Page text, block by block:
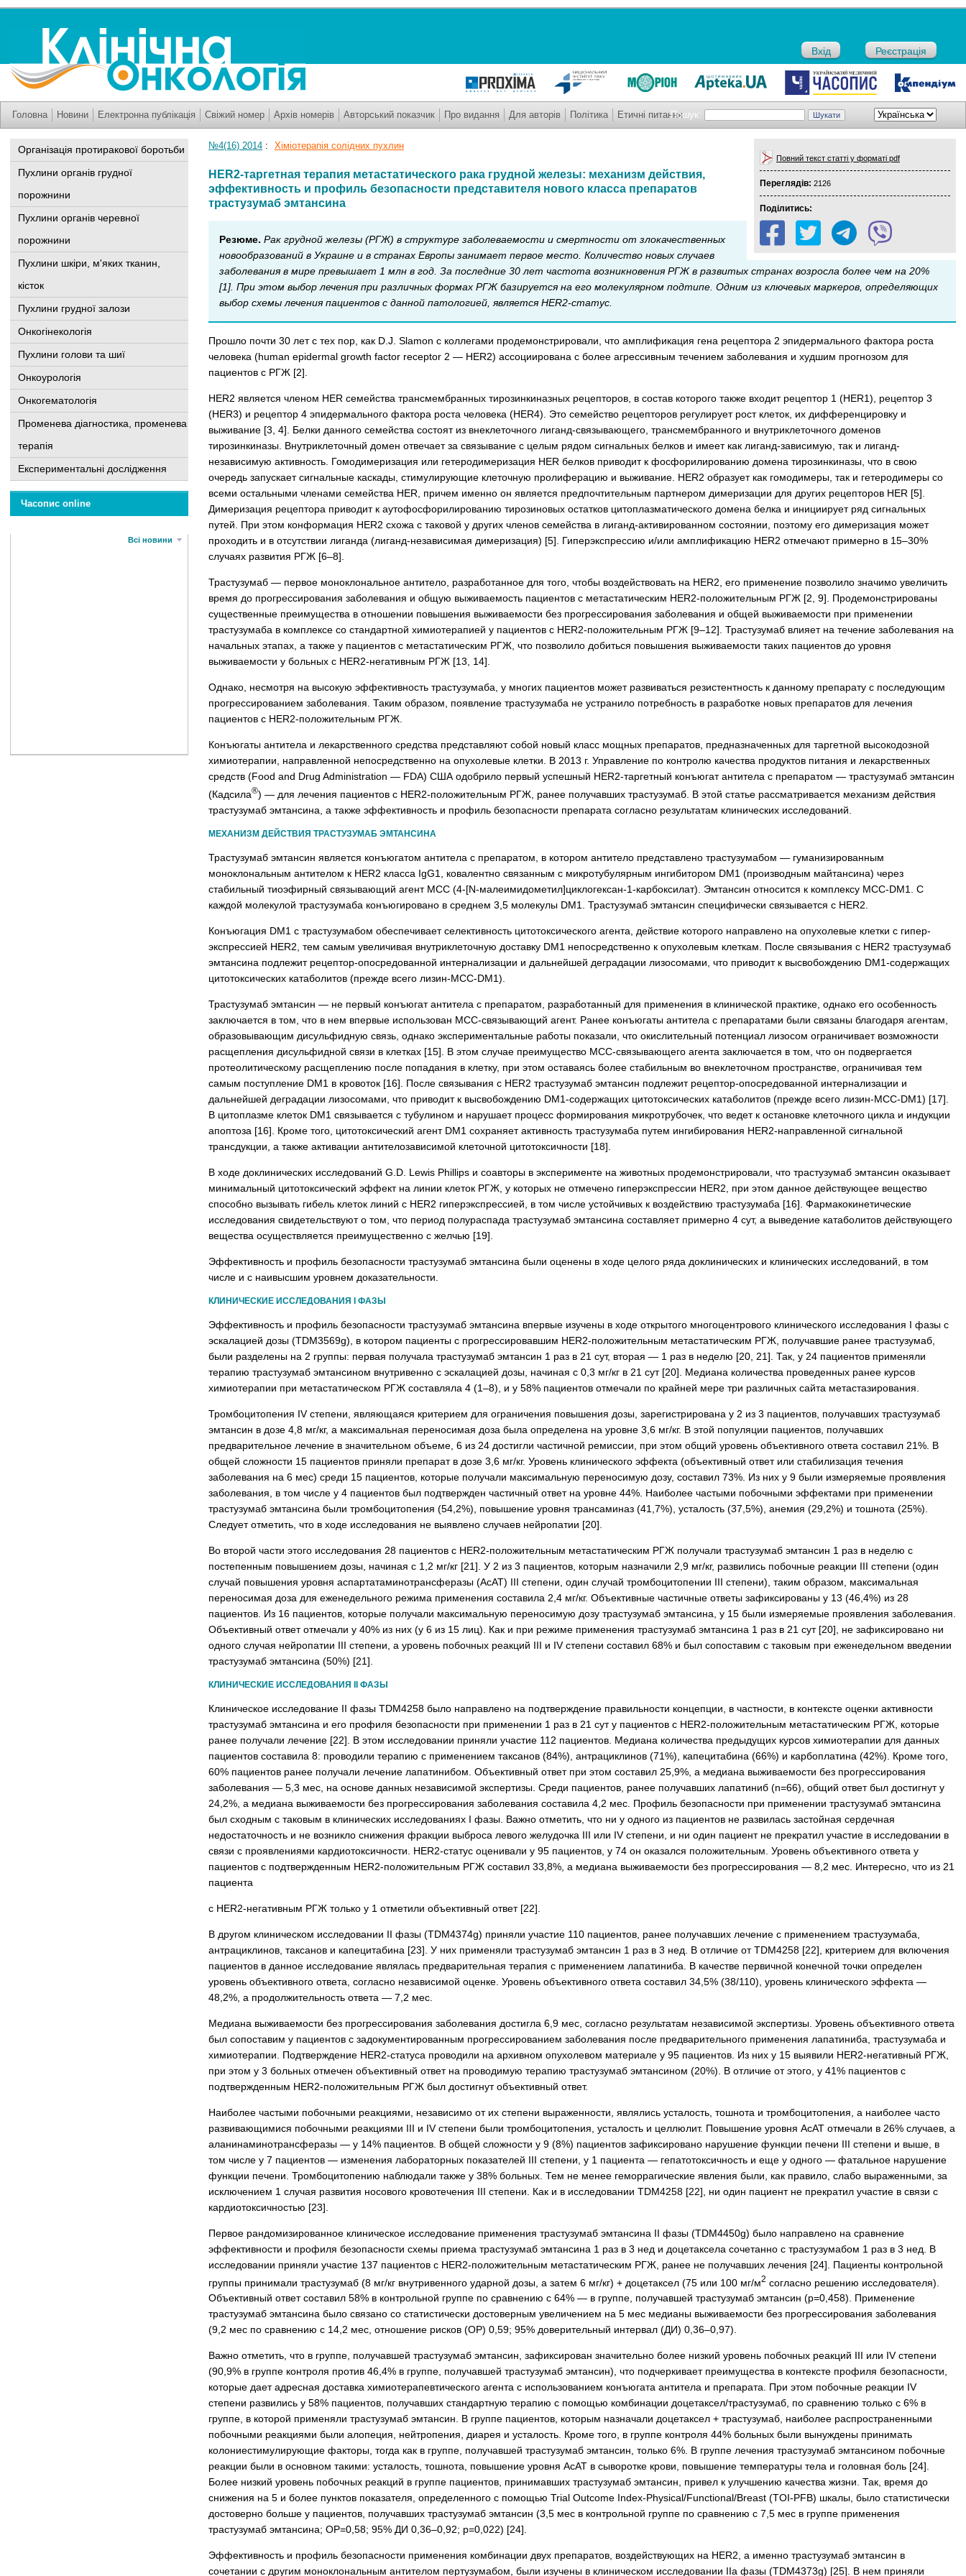
Вхід Реєстрація
Пошук:
Головна Новини Електронна публікація Свіжий номер Архів номерів Авторський показчик Про видання Для авторів Політика Етичні питання
Організація протиракової боротьби
Пухлини органів грудної
порожнини
Пухлини органів черевної
порожнини
Пухлини шкіри, м'яких тканин,
кісток
Пухлини грудної залози
Онкогінекологія
Пухлини голови та шиї
Онкоурологія
Онкогематологія
Променева діагностика, променева
терапія
Експериментальні дослідження
Часопис online
Всі новини
Повний текст статті у форматі pdf
Переглядів: 2126
Поділитись:
№4(16) 2014 : Хіміотерапія солідних пухлин
HER2-таргетная терапия метастатического рака грудной железы: механизм действия,
эффективность и профиль безопасности представителя нового класса препаратов
трастузумаб эмтансина
Резюме. Рак грудной железы (РГЖ) в структуре заболеваемости и смертности от злокачественных
новообразований в Украине и в странах Европы занимает первое место. Количество новых случаев
заболевания в мире превышает 1 млн в год. За последние 30 лет частота возникновения РГЖ в развитых странах возросла более чем на 20%
[1]. При этом выбор лечения при различных формах РГЖ базируется на его молекулярном подтипе. Одним из ключевых маркеров, определяющих
выбор схемы лечения пациентов с данной патологией, является HER2-статус.
Прошло почти 30 лет с тех пор, как D.J. Slamon с коллегами продемонстрировали, что амплификация гена рецептора 2 эпидермального фактора роста
человека (human epidermal growth factor receptor 2 — HER2) ассоциирована с более агрессивным течением заболевания и худшим прогнозом для
пациентов с РГЖ [2].
HER2 является членом HER семей­ства трансмембранных тирозинкиназ­ных рецепторов, в состав которого также входит рецептор 1 (HER1), рецептор 3
(HER3) и рецептор 4 эпидермального фактора роста человека (HER4). Это семейство рецепторов регулирует рост клеток, их дифференцировку и
выживание [3, 4]. Белки данного семейства состоят из внеклеточного лиганд-связывающего, трансмембранного и внутриклеточного доменов
тирозинкиназы. Внутриклеточный домен отвечает за связывание с целым рядом сигнальных белков и имеет как лиганд-зависимую, так и лиганд-
независимую активность. Гомодимеризация или гетеродимеризация HER белков приводит к фосфорилированию домена тирозинкиназы, что в свою
очередь запускает сигнальные каскады, стимулирующие клеточную пролиферацию и выживание. HER2 образует как гомодимеры, так и гетеродимеры со
всеми остальными членами семейства HER, причем именно он является предпочтительным партнером димеризации для других рецепторов HER [5].
Димеризация рецептора приводит к аутофосфорилированию тирозиновых остатков цитоплазматического домена белка и инициирует ряд сигнальных
путей. При этом конформация HER2 схожа с таковой у других членов семейства в лиганд-активированном состоянии, поэтому его димеризация может
проходить и в отсутствии лиганда (лиганд-независимая димеризация) [5]. Гиперэкспрессию и/или амплификацию HER2 отмечают примерно в 15–30%
случаях развития РГЖ [6–8].
Трастузумаб — первое моноклональное антитело, разработанное для того, чтобы воздействовать на HER2, его применение позволило значимо увеличить
время до прогрессирования заболевания и общую выживаемость пациентов с метастатическим HER2-положительным РГЖ [2, 9]. Продемонстрированы
существенные преимущества в отношении повышения выживаемости без прогрессирования заболевания и общей выживаемости при применении
трастузумаба в комплексе со стандартной химиотерапией у пациентов с HER2-положительным РГЖ [9–12]. Трастузумаб влияет на течение заболевания на
начальных этапах, а также у пациентов с метастатическим РГЖ, что позволило добиться повышения выживаемости таких пациентов до уровня
выживаемости у больных с HER2-негативным РГЖ [13, 14].
Однако, несмотря на высокую эффективность трастузумаба, у многих пациентов может развиваться резистентность к данному препарату с последующим
прогрессированием заболевания. Таким образом, появление трастузумаба не устранило потребность в разработке новых препаратов для лечения
пациентов с HER2-положительным РГЖ.
Конъюгаты антитела и лекарственного средства представляют собой новый класс мощных препаратов, предназначенных для таргетной высокодозной
химиотерапии, направленной непосредственно на опухолевые клетки. В 2013 г. Управление по контролю качества продуктов питания и лекарственных
средств (Food and Drug Administration — FDA) США одобрило первый успешный HER2-таргетный конъюгат антитела с препаратом — трастузумаб эмтансин
(Кадсила®) — для лечения пациентов с HER2-положительным РГЖ, ранее получавших трастузумаб. В этой статье рассматривается механизм действия
трастузумаб эмтансина, а также эффективность и профиль безопасности препарата согласно результатам клинических исследований.
МЕХАНИЗМ ДЕЙСТВИЯ ТРАСТУЗУМАБ ЭМТАНСИНА
Трастузумаб эмтансин является конъюгатом антитела с препаратом, в котором антитело представлено трастузумабом — гуманизированным
моноклональным антителом к HER2 класса IgG1, ковалентно связанным с микротубулярным ингибитором DM1 (производным майтансина) через
стабильный тиоэфирный связывающий агент MCC (4-[N-малеимидометил]циклогексан-1-карбоксилат). Эмтансин относится к комплексу MCC-DM1. С
каждой молекулой трастузумаба конъюгировано в среднем 3,5 молекулы DM1. Трастузумаб эмтансин специфически связывается с HER2.
Конъюгация DM1 с трастузумабом обеспечивает селективность цитотоксического агента, действие которого направлено на опухолевые клетки с гипер­
экспрессией HER2, тем самым увеличивая внутриклеточную доставку DM1 непосредственно к опухолевым клеткам. После связывания с HER2 трастузумаб
эмтансина подлежит рецептор-опосредованной интернализации и дальнейшей деградации лизосомами, что приводит к высвобождению DM1-содержащих
цитотоксических катаболитов (прежде всего лизин-MCC-DM1).
Трастузумаб эмтансин — не первый конъюгат антитела с препаратом, разработанный для применения в клинической практике, однако его особенность
заключается в том, что в нем впервые использован MCC-связывающий агент. Ранее конъюгаты антитела с препаратами были связаны благодаря агентам,
образовывающим дисульфидную связь, однако экспериментальные работы показали, что окислительный потенциал лизосом ограничивает возможности
расщепления дисульфидной связи в клетках [15]. В этом случае преимущество MCC-связывающего агента заключается в том, что он подвергается
протеолитическому расщеплению после попадания в клетку, при этом оставаясь более стабильным во внеклеточном пространстве, ограничивая тем
самым поступление DM1 в кровоток [16]. После связывания с HER2 трастузумаб эмтансин подлежит рецептор-опосредованной интернализации и
дальнейшей деградации лизосомами, что приводит к высвобождению DM1-содержащих цитотоксических катаболитов (прежде всего лизин-MCC-DM1) [17].
В цитоплазме клеток DM1 связывается с тубулином и нарушает процесс формирования микротрубочек, что ведет к остановке клеточного цикла и индукции
апоптоза [16]. Кроме того, цитотоксический агент DM1 сохраняет активность трастузумаба путем ингибирования HER2-направленной сигнальной
трансдукции, а также активации антителозависимой клеточной цитотоксичности [18].
В ходе доклинических исследований G.D. Lewis Phillips и соавторы в эксперименте на животных продемонстрировали, что трастузумаб эмтансин оказывает
минимальный цитотоксический эффект на линии клеток РГЖ, у которых не отмечено гиперэкспрессии HER2, при этом данное действующее вещество
способно вызывать гибель клеток линий с HER2 гиперэкспрессией, в том числе устойчивых к воздействию трастузумаба [16]. Фармакокинетические
исследования свидетельствуют о том, что период полураспада трастузумаб эмтансина составляет примерно 4 сут, а выведение катаболитов действующего
вещества осуществляется преимущественно с желчью [19].
Эффективность и профиль безопасности трастузумаб эмтансина были оценены в ходе целого ряда доклинических и клинических исследований, в том
числе и с наивысшим уровнем доказательности.
КЛИНИЧЕСКИЕ ИССЛЕДОВАНИЯ І ФАЗЫ
Эффективность и профиль безопасности трастузумаб эмтансина впервые изучены в ходе открытого многоцентрового клинического исследования I фазы с
эскалацией дозы (TDM3569g), в котором пациенты с прогрессировавшим HER2-положительным метастатическим РГЖ, получавшие ранее трастузумаб,
были разделены на 2 группы: первая получала трастузумаб эмтансин 1 раз в 21 сут, вторая — 1 раз в неделю [20, 21]. Так, у 24 пациентов применяли
терапию трастузумаб эмтансином внутривенно с эскалацией дозы, начиная с 0,3 мг/кг в 21 сут [20]. Медиана количества проведенных ранее курсов
химиотерапии при метастатическом РГЖ составляла 4 (1–8), и у 58% пациентов отмечали по крайней мере три различных сайта метастазирования.
Тромбоцитопения IV степени, являющаяся критерием для ограничения повышения дозы, зарегистрирована у 2 из 3 пациентов, получавших трастузумаб
эмтансин в дозе 4,8 мг/кг, а максимальная переносимая доза была определена на уровне 3,6 мг/кг. В этой популяции пациентов, получавших
предварительное лечение в значительном объеме, 6 из 24 достигли частичной ремиссии, при этом общий уровень объективного ответа составил 21%. В
общей сложности 15 пациентов приняли препарат в дозе 3,6 мг/кг. Уровень клинического эффекта (объективный ответ или стабилизация течения
заболевания на 6 мес) среди 15 пациентов, которые получали максимальную переносимую дозу, составил 73%. Из них у 9 были измеряемые проявления
заболевания, в том числе у 4 пациентов был подтвержден частичный ответ на уровне 44%. Наиболее частыми побочными эффектами при применении
трастузумаб эмтансина были тромбоцитопения (54,2%), повышение уровня трансаминаз (41,7%), усталость (37,5%), анемия (29,2%) и тошнота (25%).
Следует отметить, что в ходе исследования не выявлено случаев нейропатии [20].
Во второй части этого исследования 28 пациентов с HER2-положительным метастатическим РГЖ получали трастузумаб эмтансин 1 раз в неделю с
постепенным повышением дозы, начиная с 1,2 мг/кг [21]. У 2 из 3 пациентов, которым назначили 2,9 мг/кг, развились побочные реакции III степени (один
случай повышения уровня аспартат­аминотрансферазы (АсАТ) III степени, один случай тромбоцитопении III степени), таким образом, максимальная
переносимая доза для еженедельного режима применения составила 2,4 мг/кг. Объективные частичные ответы зафиксированы у 13 (46,4%) из 28
пациентов. Из 16 пациентов, которые получали максимальную переносимую дозу трастузумаб эмтансина, у 15 были измеряемые проявления заболевания.
Объективный ответ отмечали у 40% из них (у 6 из 15 лиц). Как и при режиме применения трастузумаб эмтансина 1 раз в 21 сут [20], не зафиксировано ни
одного случая нейропатии III степени, а уровень побочных реакций III и IV степени составил 68% и был сопоставим с таковым при еженедельном введении
трастузумаб эмтансина (50%) [21].
КЛИНИЧЕСКИЕ ИССЛЕДОВАНИЯ II ФАЗЫ
Клиническое исследование II фазы TDM4258 было направлено на подтверждение правильности концепции, в частности, в контексте оценки активности
трастузумаб эмтансина и его профиля безопасности при применении 1 раз в 21 сут у пациентов с HER2-положительным метастатическим РГЖ, которые
ранее получали лечение [22]. В этом исследовании приняли участие 112 пациентов. Медиана количества предыдущих курсов химиотерапии для данных
пациентов составила 8: проводили терапию с применением таксанов (84%), антрациклинов (71%), капецитабина (66%) и карбоплатина (42%). Кроме того,
60% пациентов ранее получали лечение лапатинибом. Объективный ответ при этом составил 25,9%, а медиана выживаемости без прогрессирования
заболевания — 5,3 мес, на основе данных независимой экспертизы. Среди пациентов, ранее получавших лапатиниб (n=66), общий ответ был достигнут у
24,2%, а медиана выживаемости без прогрессирования заболевания составила 4,2 мес. Профиль безопасности при применении трастузумаб эмтансина
был сходным с таковым в клинических исследованиях I фазы. Важно отметить, что ни у одного из пациентов не развилась застойная сердечная
недостаточность и не возникло снижения фракции выброса левого желудочка III или IV степени, и ни один пациент не прекратил участие в исследовании в
связи с проявлениями кардиотоксичности. HER2-статус оценивали у 95 пациентов, у 74 он оказался положительным. Уровень объективного ответа у
пациентов с подтвержденным HER2-положительным РГЖ составил 33,8%, а медиана выживаемости без прогрессирования — 8,2 мес. Интересно, что из 21
пациента
с HER2-негативным РГЖ только у 1 отметили объективный ответ [22].
В другом клиническом исследовании II фазы (TDM4374g) приняли участие 110 пациентов, ранее получавших лечение с применением трастузумаба,
антрациклинов, таксанов и капецитабина [23]. У них применяли трастузумаб эмтансин 1 раз в 3 нед. В отличие от TDM4258 [22], критерием для включения
пациентов в данное исследование являлась предварительная терапия с применением лапатиниба. В качестве первичной конечной точки определен
уровень объективного ответа, согласно независимой оценке. Уровень объективного ответа составил 34,5% (38/110), уровень клинического эффекта —
48,2%, а продолжительность ответа — 7,2 мес.
Медиана выживаемости без прогрессирования заболевания достигла 6,9 мес, согласно результатам независимой экспертизы. Уровень объективного ответа
был сопоставим у пациентов с задокументированным прогрессированием заболевания после предварительного применения лапатиниба, трастузумаба и
химиотерапии. Подтверждение HER2-статуса проводили на архивном опухолевом материале у 95 пациентов. Из них у 15 выявили HER2-негативный РГЖ,
при этом у 3 больных отмечен объективный ответ на проводимую терапию трастузумаб эмтансином (20%). В отличие от этого, у 41% пациентов с
подтвержденным HER2-положительным РГЖ был достигнут объективный ответ.
Наиболее частыми побочными реакциями, независимо от их степени выраженности, являлись усталость, тошнота и тромбоцитопения, а наиболее часто
развивающимися побочными реакциями III и IV степени были тромбоцитопения, усталость и целлюлит. Повышение уровня АсАТ отмечали в 26% случаев, а
аланинаминотрансферазы — у 14% пациентов. В общей сложности у 9 (8%) пациентов зафиксировано нарушение функции печени III степени и выше, в
том числе у 7 пациентов — изменения лабораторных показателей III степени, у 1 пациента — гепатотоксичность и еще у одного — фатальное нарушение
функции печени. Тромбоцитопению наблюдали также у 38% больных. Тем не менее геморрагические явления были, как правило, слабо выраженными, за
исключением 1 случая развития носового кровотечения III степени. Как и в исследовании TDM4258 [22], ни один пациент не прекратил участие в связи с
кардиотоксичностью [23].
Первое рандомизированное клиническое исследование применения трастузумаб эмтансина II фазы (TDM4450g) было направлено на сравнение
эффективности и профиля безопасности схемы приема трастузумаб эмтансина 1 раз в 3 нед и доцетаксела сочетанно с трастузумабом 1 раз в 3 нед. В
исследовании приняли участие 137 пациентов с HER2-положительным метастатическим РГЖ, ранее не получавших лечения [24]. Пациенты контрольной
группы принимали трастузумаб (8 мг/кг внутривенного ударной дозы, а затем 6 мг/кг) + доцетаксел (75 или 100 мг/м2 согласно решению исследователя).
Объективный ответ составил 58% в контрольной группе по сравнению с 64% — в группе, получавшей трастузумаб эмтансин (р=0,458). Применение
трастузумаб эмтансина было связано со статистически достоверным увеличением на 5 мес медианы выживаемости без прогрессирования заболевания
(9,2 мес по сравнению с 14,2 мес, отношение рисков (ОР) 0,59; 95% доверительный интервал (ДИ) 0,36–0,97).
Важно отметить, что в группе, получавшей трастузумаб эмтансин, зафиксирован значительно более низкий уровень побочных реакций III или IV степени
(90,9% в группе контроля против 46,4% в группе, получавшей трастузумаб эмтансин), что подчеркивает преимущества в контексте профиля безопасности,
которые дает адресная доставка химиотерапевтического агента с использованием конъюгата антитела и препарата. При этом побочные реакции IV
степени развились у 58% пациентов, получавших стандартную терапию с помощью комбинации доцетаксел/трастузумаб, по сравнению только с 6% в
группе, в которой применяли трастузумаб эмтансин. В группе пациентов, которым назначали доцетаксел + трастузумаб, наиболее распространенными
побочными реакциями были алопеция, нейтропения, диарея и усталость. Кроме того, в группе контроля 44% больных были вынуждены принимать
колониестимулирующие факторы, тогда как в группе, получавшей трастузумаб эмтансин, только 6%. В группе лечения трастузумаб эмтансином побочные
реакции были в основном такими: усталость, тошнота, повышение уровня АсАТ в сыворотке крови, повышение температуры тела и головная боль [24].
Более низкий уровень побочных реакций в группе пациентов, принимавших трастузумаб эмтансин, привел к улучшению качества жизни. Так, время до
снижения на 5 и более пунктов показателя, определенного с помощью Trial Outcome Index-Physical/Functional/Breast (TOI-PFB) шкалы, было статистически
достоверно больше у пациентов, получавших трастузумаб эмтансин (3,5 мес в контрольной группе по сравнению с 7,5 мес в группе применения
трастузумаб эмтансина; ОР=0,58; 95% ДИ 0,36–0,92; р=0,022) [24].
Эффективность и профиль безопасности применения комбинации двух препаратов, воздействующих на HER2, а именно трастузумаб эмтансин в
сочетании с другим моноклональным антителом пертузумабом, были изучены в клиническом исследовании IIа фазы (TDM4373g) [25]. В нем приняли